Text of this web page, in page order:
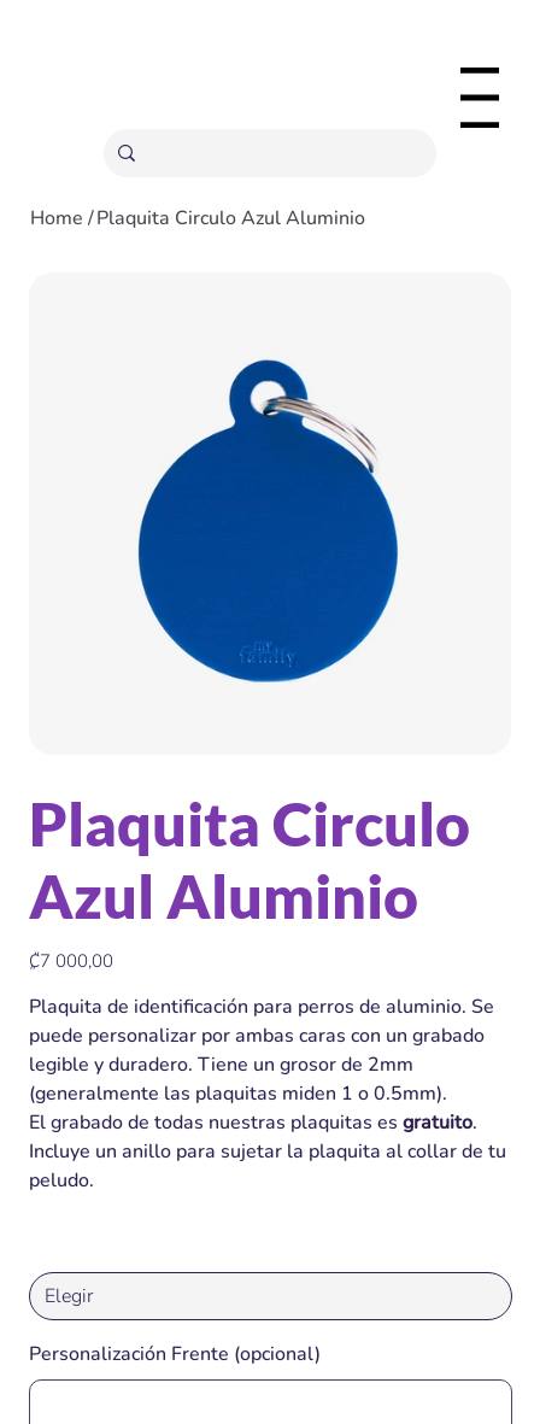
Menu
Home /Plaquita Circulo Azul Aluminio
Plaquita Circulo
Azul Aluminio
Precio
₡7 000,00
Plaquita de identificación para perros de aluminio. Se
puede personalizar por ambas caras con un grabado
legible y duradero. Tiene un grosor de 2mm
(generalmente las plaquitas miden 1 o 0.5mm).
El grabado de todas nuestras plaquitas es gratuito.
Incluye un anillo para sujetar la plaquita al collar de tu
peludo.
Personalización Frente (opcional)
35